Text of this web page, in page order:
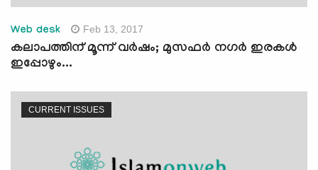
Web desk Feb 13, 2017
കലാപത്തിന് മൂന്ന് വര്‍ഷം; മുസഫര്‍ നഗര്‍ ഇരകള്‍
ഇപ്പോഴും...
CURRENT ISSUES